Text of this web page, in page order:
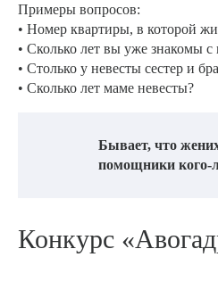
Примеры вопросов:
• Номер квартиры, в которой
• Сколько лет вы уже знакомы с
• Столько у невесты сестер и
• Сколько лет маме невесты?
Бывает, что
помощники кого-
Конкурс